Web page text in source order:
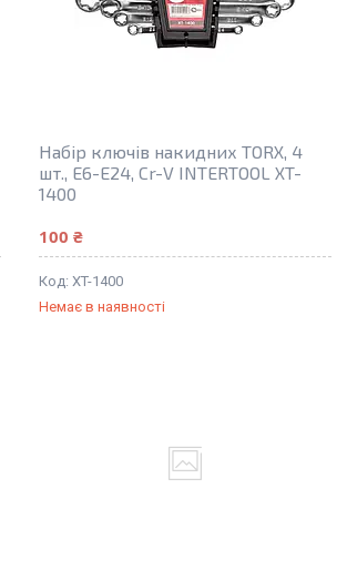
Набір ключів накидних TORX, 4
шт., E6-E24, Cr-V INTERTOOL XT-
1400
100 ₴
XT-1400
Немає в наявності